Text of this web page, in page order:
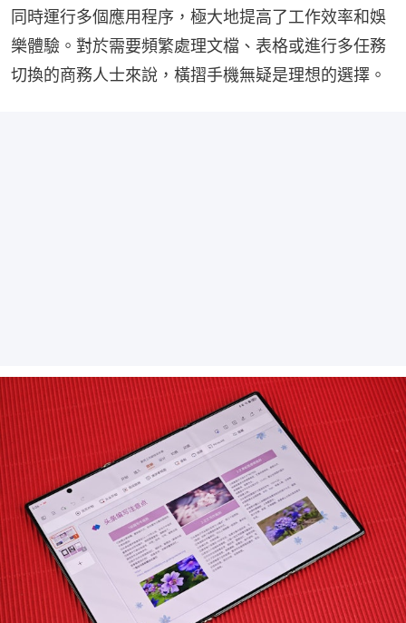
同時運行多個應用程序，極大地提高了工作效率和娛
樂體驗。對於需要頻繁處理文檔、表格或進行多任務
切換的商務人士來說，橫摺手機無疑是理想的選擇。